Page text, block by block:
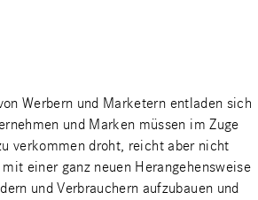
Werbern und Marketern entladen sich
und Marken müssen im Zuge
verkommen droht, reicht aber nicht
einer ganz neuen Herangehensweise
und Verbrauchern aufzubauen und